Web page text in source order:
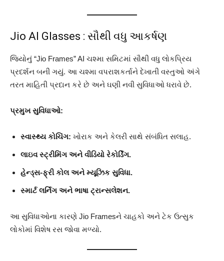
Jio AI Glasses : સૌથી વધુ આકર્ષણ
જિયોનું “Jio Frames” AI ચશ્મા સમિટમાં સૌથી વધુ લોકપ્રિય
પ્રદર્શન બની ગયું. આ ચશ્મા વપરાશકર્તાને દેખાતી વસ્તુઓ અંગે
તરત માહિતી પ્રદાન કરે છે અને ઘણી નવી સુવિધાઓ ધરાવે છે.
પ્રમુખ સુવિધાઓ:
સ્વાસ્થ્ય કોચિંગ: ખોરાક અને કેલરી સાથે સંબંધિત સલાહ.
લાઇવ સ્ટ્રીમિંગ અને વીડિયો રેકોર્ડિંગ.
હેન્ડ્સ‑ફ્રી કોલ અને મ્યૂઝિક સુવિધા.
સ્માર્ટ લર્નિંગ અને ભાષા ટ્રાન્સલેશન.
આ સુવિધાઓના કારણે Jio Framesને ચાહકો અને ટેક ઉત્સુક
લોકોમાં વિશેષ રસ જોવા મળ્યો.